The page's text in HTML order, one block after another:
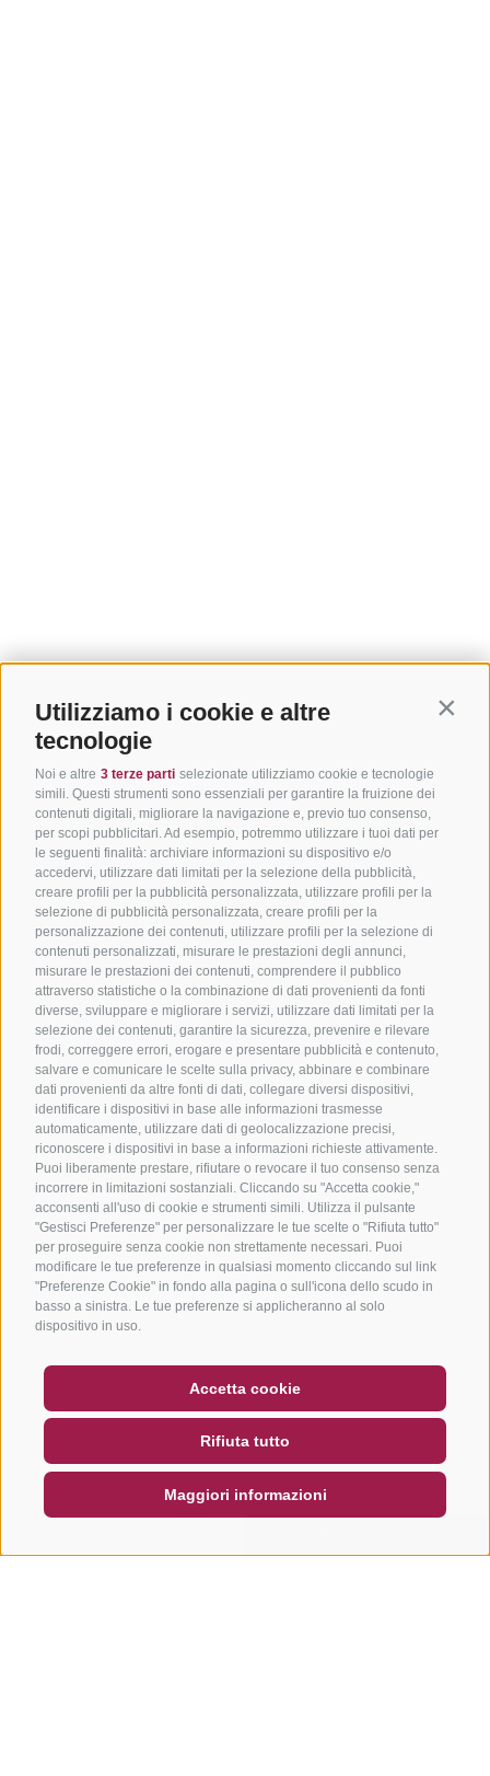
Utilizziamo i cookie e altre
tecnologie
Noi e altre 3 terze parti selezionate utilizziamo cookie e tecnologie
simili. Questi strumenti sono essenziali per garantire la fruizione dei
contenuti digitali, migliorare la navigazione e, previo tuo consenso,
per scopi pubblicitari. Ad esempio, potremmo utilizzare i tuoi dati per
le seguenti finalità: archiviare informazioni su dispositivo e/o
accedervi, utilizzare dati limitati per la selezione della pubblicità,
creare profili per la pubblicità personalizzata, utilizzare profili per la
selezione di pubblicità personalizzata, creare profili per la
personalizzazione dei contenuti, utilizzare profili per la selezione di
contenuti personalizzati, misurare le prestazioni degli annunci,
misurare le prestazioni dei contenuti, comprendere il pubblico
attraverso statistiche o la combinazione di dati provenienti da fonti
diverse, sviluppare e migliorare i servizi, utilizzare dati limitati per la
selezione dei contenuti, garantire la sicurezza, prevenire e rilevare
frodi, correggere errori, erogare e presentare pubblicità e contenuto,
salvare e comunicare le scelte sulla privacy, abbinare e combinare
dati provenienti da altre fonti di dati, collegare diversi dispositivi,
identificare i dispositivi in base alle informazioni trasmesse
automaticamente, utilizzare dati di geolocalizzazione precisi,
riconoscere i dispositivi in base a informazioni richieste attivamente.
Puoi liberamente prestare, rifiutare o revocare il tuo consenso senza
incorrere in limitazioni sostanziali. Cliccando su "Accetta cookie,"
acconsenti all'uso di cookie e strumenti simili. Utilizza il pulsante
"Gestisci Preferenze" per personalizzare le tue scelte o "Rifiuta tutto"
per proseguire senza cookie non strettamente necessari. Puoi
modificare le tue preferenze in qualsiasi momento cliccando sul link
"Preferenze Cookie" in fondo alla pagina o sull'icona dello scudo in
basso a sinistra. Le tue preferenze si applicheranno al solo
dispositivo in uso.
Accetta cookie
Rifiuta tutto
Maggiori informazioni
NEWSLETTER
SOCIAL WALL METEO